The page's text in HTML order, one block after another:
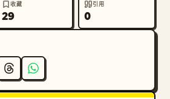
收藏
29
引用
0